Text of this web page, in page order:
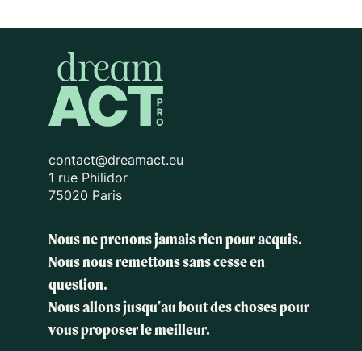
contact@dreamact.eu
1 rue Philidor
75020 Paris
Nous ne prenons jamais rien pour acquis.
Nous nous remettons sans cesse en
question.
Nous allons jusqu'au bout des chosespour
vous proposer le meilleur.